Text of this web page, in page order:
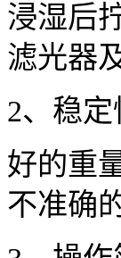
浸湿后
滤光器
2、稳定
好的重
不准确